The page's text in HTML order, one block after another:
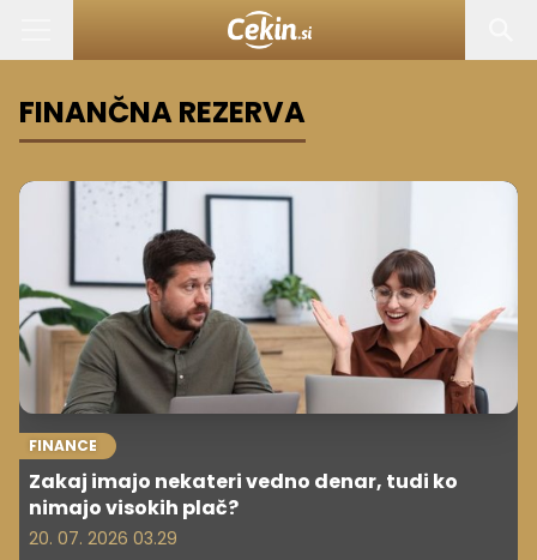
FINANČNA REZERVA
FINANCE
Zakaj imajo nekateri vedno denar, tudi ko
nimajo visokih plač?
20. 07. 2026 03.29